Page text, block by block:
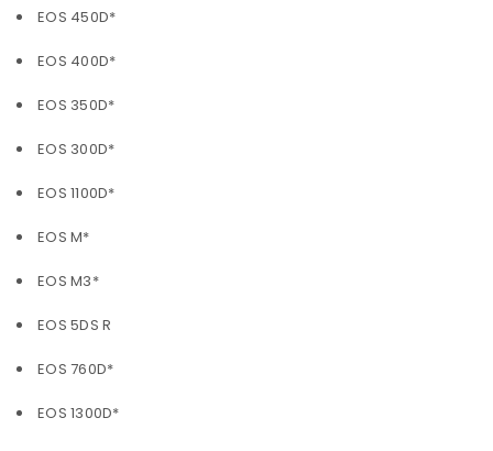
EOS 450D*
EOS 400D*
EOS 350D*
EOS 300D*
EOS 1100D*
EOS M*
EOS M3*
EOS 5DS R
EOS 760D*
EOS 1300D*